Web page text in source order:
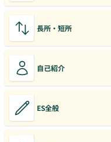
長所・短所
自己紹介
ES全般